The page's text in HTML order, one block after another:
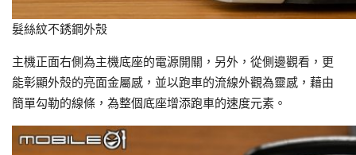
髮絲紋不銹鋼外殼
主機正面右側為主機底座的電源開關，另外，從側邊觀看，更
能彰顯外殼的亮面金屬感，並以跑車的流線外觀為靈感，藉由
簡單勾勒的線條，為整個底座增添跑車的速度元素。